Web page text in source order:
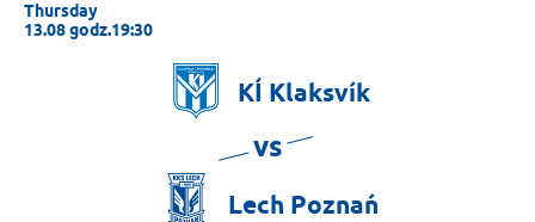
Thursday
13.08 godz.19:30
KÍ Klaksvík
vs
Lech Poznań